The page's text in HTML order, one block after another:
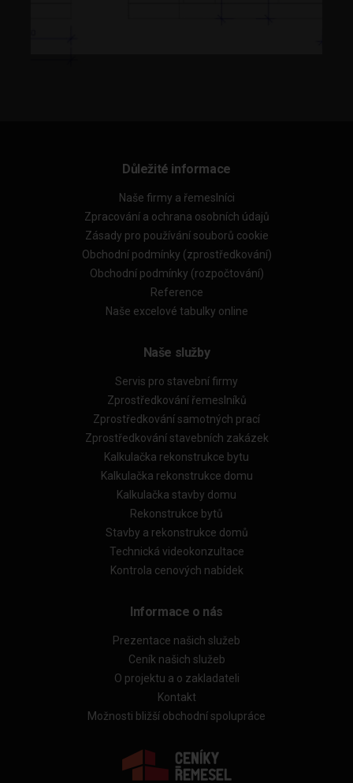
Důležité informace
Naše firmy a řemeslníci
Zpracování a ochrana osobních údajů
Zásady pro používání souborů cookie
Obchodní podmínky (zprostředkování)
Obchodní podmínky (rozpočtování)
Reference
Naše excelové tabulky online
Naše služby
Servis pro stavební firmy
Zprostředkování řemeslníků
Zprostředkování samotných prací
Zprostředkování stavebních zakázek
Kalkulačka rekonstrukce bytu
Kalkulačka rekonstrukce domu
Kalkulačka stavby domu
Rekonstrukce bytů
Stavby a rekonstrukce domů
Technická videokonzultace
Kontrola cenových nabídek
Informace o nás
Prezentace našich služeb
Ceník našich služeb
O projektu a o zakladateli
Kontakt
Možnosti bližší obchodní spolupráce